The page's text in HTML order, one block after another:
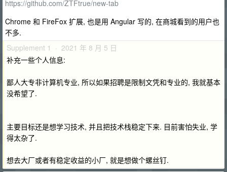
https://github.com/ZTFtrue/new-tab
Chrome 和 FireFox 扩展, 也是用 Angular 写的, 在商城看到的用户也
不多.
Supplement 1 · 2021 年 8 月 5 日
补充一些个人信息:
鄙人大专非计算机专业, 所以如果招聘是限制文凭和专业的, 我就基本
没希望了.
主要目标还是想学习技术, 并且把技术栈稳定下来. 目前害怕失业, 学
得太杂了.
想去大厂或者有稳定收益的小厂, 就是想做个螺丝钉.